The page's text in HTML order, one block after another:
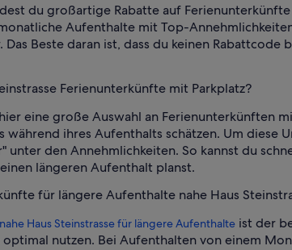
du großartige Rabatte auf
Aufenthalte mit Top-
Das Beste daran ist, dass du keinen
Ferienunterkünfte mit Parkplatz?
eine große Auswahl an Ferienunterkünften
während ihres Aufenthalts schätzen. Um
unter den Annehmlichkeiten. So kannst du
längeren Aufenthalt planst.
für längere Aufenthalte nahe Haus
Haus Steinstrasse für längere Aufenthalte ist der
nutzen. Bei Aufenthalten von einem